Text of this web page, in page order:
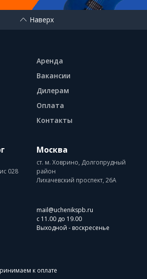
Наверх
Аренда
Вакансии
Дилерам
Оплата
Контакты
028
Москва
ст. м. Ховрино, Долгопрудный
район
Лихачевский проспект, 26А
mail@uchenikspb.ru
с 11.00 до 19.00
Выходной - воскресенье
к оплате